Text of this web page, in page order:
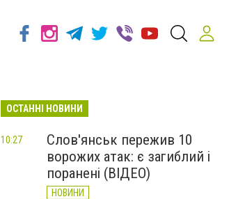
ОСТАННІ НОВИНИ
Слов'янськ пережив 10
ворожих атак: є загиблий і
поранені (ВІДЕО)
НОВИНИ
10:27